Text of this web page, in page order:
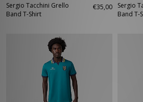
Sergio Tacchini Grello
Band T-Shirt
€35,00
Sergio
Band T-